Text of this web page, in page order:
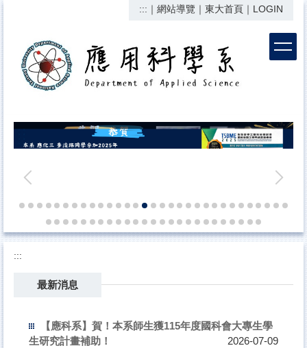
::: ｜ 網站導覽 ｜ 東大首頁 ｜ LOGIN
:::
最新消息
【應科系】賀！本系師生獲115年度國科會大專生學
生研究計畫補助！
2026-07-09